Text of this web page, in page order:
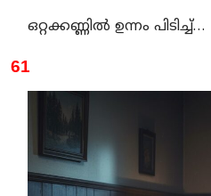
ഒറ്റക്കണ്ണിൽ ഉന്നം പിടിച്ച്…
61